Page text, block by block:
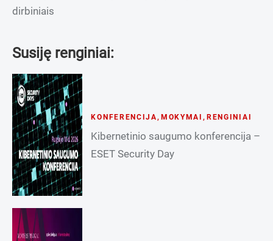
dirbiniais
Susiję renginiai:
KONFERENCIJA , MOKYMAI , RENGINIAI
Kibernetinio saugumo konferencija –
ESET Security Day